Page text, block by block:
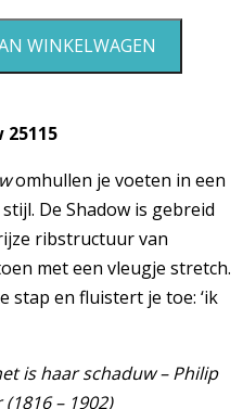
WINKELWAGEN
25115
omhullen je voeten in een
De Shadow is gebreid
ribstructuur van
met een vleugje stretch.
stap en fluistert je toe: ‘ik
is haar schaduw – Philip
– 1902)